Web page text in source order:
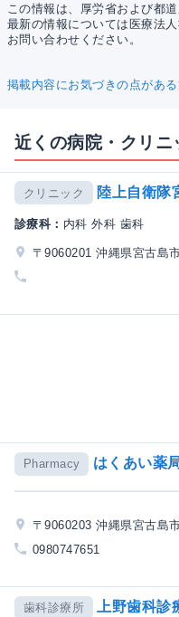
この情報は、厚労省および都
最新の情報については医療法
お問い合わせください。
掲載内容にお気づきの点があ
近くの病院・クリニ
クリニック 陸上自衛隊
診療科： 内科 外科 歯科
〒9060201 沖縄県宮古島
Pharmacy はくあい薬
〒9060203 沖縄県宮古島
0980747651
歯科診療所 上野歯科診